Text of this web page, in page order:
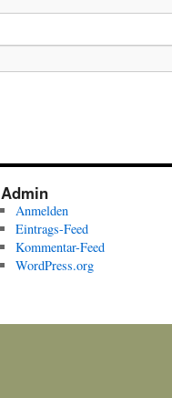
Admin
Anmelden
Eintrags-Feed
Kommentar-Feed
WordPress.org